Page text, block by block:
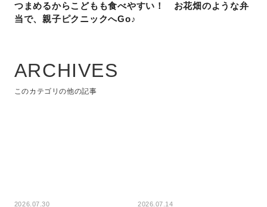
つまめるからこどもも食べやすい！ お花畑のような弁
当で、親子ピクニックへGo♪
ARCHIVES
このカテゴリの他の記事
2026.07.30
2026.07.14